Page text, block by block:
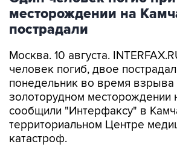
месторождении на
пострадали
Москва. 10 августа.
человек погиб, двое
понедельник во время взрыва
золоторудном месторождении
сообщили "Интерфаксу" в
территориальном Центре
катастроф.